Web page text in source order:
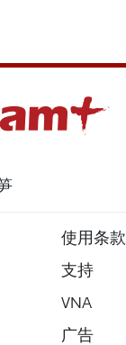
使用条款
支持
VNA
广告